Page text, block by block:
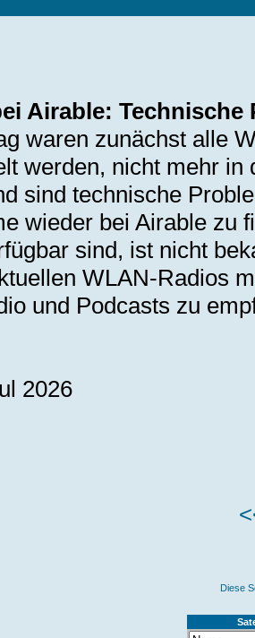
Airable: Technische
waren zunächst alle
werden, nicht mehr
sind technische
wieder bei Airable zu
sind, ist nicht
WLAN-Radios
und Podcasts zu
2026
Diese S